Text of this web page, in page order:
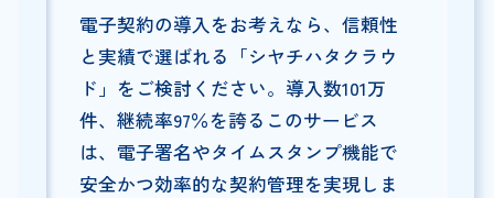
電子契約の導入をお考えなら、信頼性
と実績で選ばれる「シヤチハタクラウ
ド」をご検討ください。導入数101万
件、継続率97％を誇るこのサービス
は、電子署名やタイムスタンプ機能で
安全かつ効率的な契約管理を実現しま